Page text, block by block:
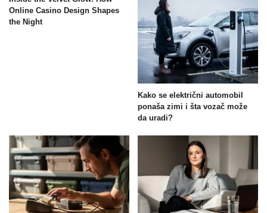
Online Casino Design Shapes
the Night
Kako se električni automobil
ponaša zimi i šta vozač može
da uradi?